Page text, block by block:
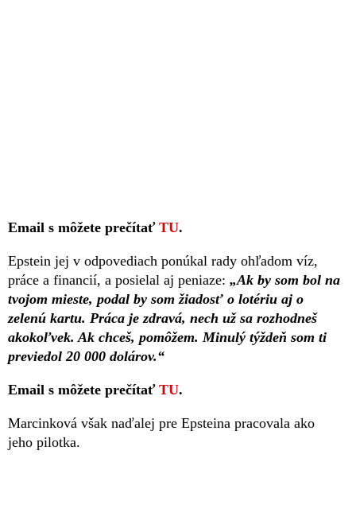
Email s môžete prečítať TU.
Epstein jej v odpovediach ponúkal rady ohľadom víz,
práce a financií, a posielal aj peniaze: „Ak by som bol na
tvojom mieste, podal by som žiadosť o lotériu aj o
zelenú kartu. Práca je zdravá, nech už sa rozhodneš
akokoľvek. Ak chceš, pomôžem. Minulý týždeň som ti
previedol 20 000 dolárov.“
Email s môžete prečítať TU.
Marcinková však naďalej pre Epsteina pracovala ako
jeho pilotka.